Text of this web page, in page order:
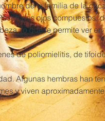
de la familia de la
dos ojos compuestos,
lo que le permite ver
de poliomielitis, de
Algunas hembras han
y viven